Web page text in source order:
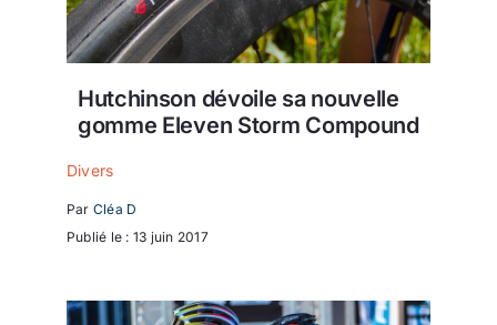
Hutchinson dévoile sa nouvelle
gomme Eleven Storm Compound
Divers
Par Cléa D
Publié le : 13 juin 2017